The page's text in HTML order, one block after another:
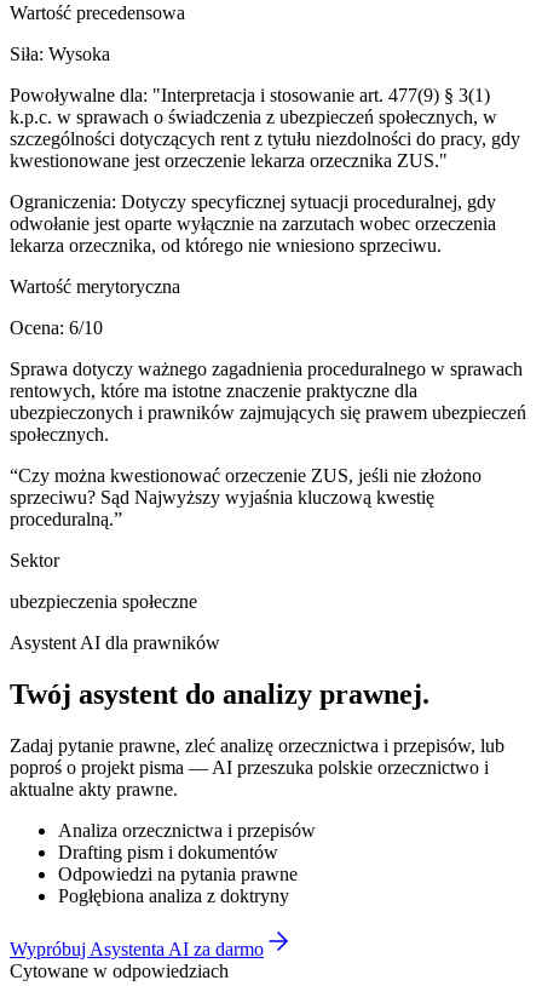
Wartość precedensowa
Siła: Wysoka
Powoływalne dla: "Interpretacja i stosowanie art. 477(9) § 3(1)
k.p.c. w sprawach o świadczenia z ubezpieczeń społecznych, w
szczególności dotyczących rent z tytułu niezdolności do pracy, gdy
kwestionowane jest orzeczenie lekarza orzecznika ZUS."
Ograniczenia: Dotyczy specyficznej sytuacji proceduralnej, gdy
odwołanie jest oparte wyłącznie na zarzutach wobec orzeczenia
lekarza orzecznika, od którego nie wniesiono sprzeciwu.
Wartość merytoryczna
Ocena: 6/10
Sprawa dotyczy ważnego zagadnienia proceduralnego w sprawach
rentowych, które ma istotne znaczenie praktyczne dla
ubezpieczonych i prawników zajmujących się prawem ubezpieczeń
społecznych.
“Czy można kwestionować orzeczenie ZUS, jeśli nie złożono
sprzeciwu? Sąd Najwyższy wyjaśnia kluczową kwestię
proceduralną.”
Sektor
ubezpieczenia społeczne
Asystent AI dla prawników
Twój asystent do analizy prawnej.
Zadaj pytanie prawne, zleć analizę orzecznictwa i przepisów, lub
poproś o projekt pisma — AI przeszuka polskie orzecznictwo i
aktualne akty prawne.
Analiza orzecznictwa i przepisów
Drafting pism i dokumentów
Odpowiedzi na pytania prawne
Pogłębiona analiza z doktryny
Wypróbuj Asystenta AI za darmo
Cytowane w odpowiedziach